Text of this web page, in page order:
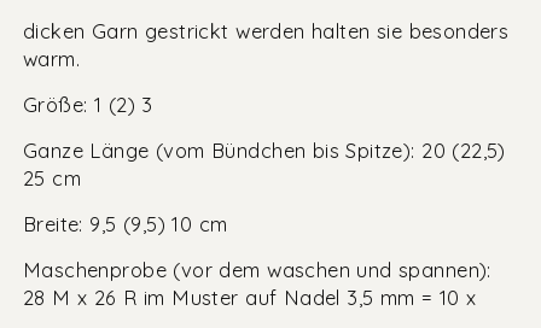
dicken Garn gestrickt werden halten sie besonders
warm.
Größe: 1 (2) 3
Ganze Länge (vom Bündchen bis Spitze): 20 (22,5)
25 cm
Breite: 9,5 (9,5) 10 cm
Maschenprobe (vor dem waschen und spannen):
28 M x 26 R im Muster auf Nadel 3,5 mm = 10 x